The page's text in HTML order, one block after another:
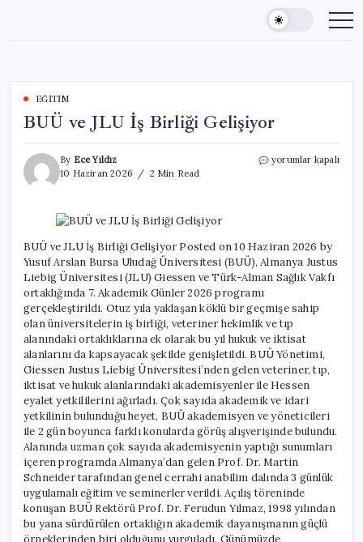
content
EĞITIM
BUÜ ve JLU İş Birliği Gelişiyor
By Ece Yıldız
10 Haziran 2026
2 Min Read
BUÜ
için
yorumlar kapalı
BUÜ ve JLU İş Birliği Gelişiyor Posted on 10 Haziran 2026 by
Yusuf Arslan Bursa Uludağ Üniversitesi (BUÜ), Almanya Justus
Liebig Üniversitesi (JLU) Giessen ve Türk-Alman Sağlık Vakfı
ortaklığında 7. Akademik Günler 2026 programı
gerçekleştirildi. Otuz yıla yaklaşan köklü bir geçmişe sahip
olan üniversitelerin iş birliği, veteriner hekimlik ve tıp
alanındaki ortaklıklarına ek olarak bu yıl hukuk ve iktisat
alanlarını da kapsayacak şekilde genişletildi. BUÜ Yönetimi,
Giessen Justus Liebig Üniversitesi’nden gelen veteriner, tıp,
iktisat ve hukuk alanlarındaki akademisyenler ile Hessen
eyalet yetkililerini ağırladı. Çok sayıda akademik ve idari
yetkilinin bulunduğu heyet, BUÜ akademisyen ve yöneticileri
ile 2 gün boyunca farklı konularda görüş alışverişinde bulundu.
Alanında uzman çok sayıda akademisyenin yaptığı sunumları
içeren programda Almanya’dan gelen Prof. Dr. Martin
Schneider tarafından genel cerrahi anabilim dalında 3 günlük
uygulamalı eğitim ve seminerler verildi. Açılış töreninde
konuşan BUÜ Rektörü Prof. Dr. Ferudun Yılmaz, 1998 yılından
bu yana sürdürülen ortaklığın akademik dayanışmanın güçlü
örneklerinden biri olduğunu vurguladı. Günümüzde